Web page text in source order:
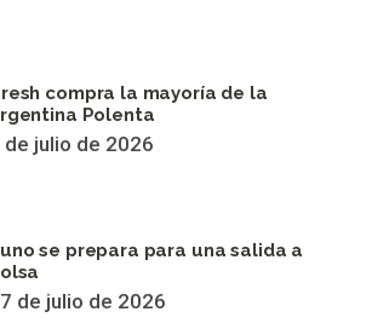
compra la mayoría de la
Polenta
de julio de 2026
se prepara para una salida a
de julio de 2026